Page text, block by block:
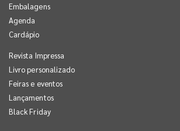
Embalagens
Agenda
Cardápio
Revista Impressa
Livro personalizado
Feiras e eventos
Lançamentos
Black Friday